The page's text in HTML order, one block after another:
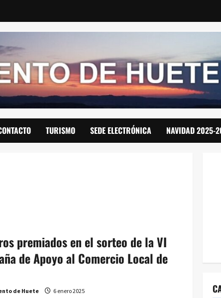
TURISMO SEDE ELECTRÓNICA NAVIDAD 2025-
premiados en el sorteo de la VI
de Apoyo al Comercio Local de
de Huete 6 enero 2025